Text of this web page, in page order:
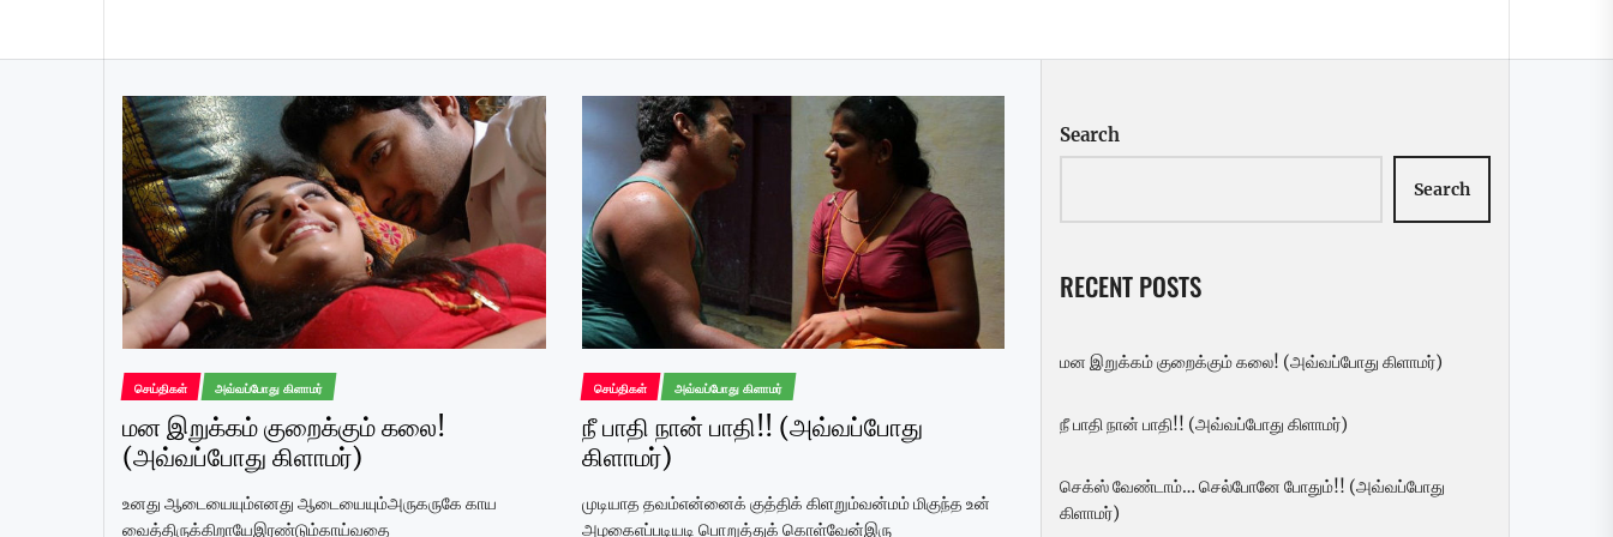
6
மூளைக்கு புத்துணர்ச்சி தரும் துளசி!!
22 SEPTEMBER 2023
செய்திகள் அவ்வப்போது கிளாமர்
மன இறுக்கம் குறைக்கும் கலை!
(அவ்வப்போது கிளாமர்)
உனது ஆடையையும்எனது ஆடையையும்அருகருகே காய
வைத்திருக்கிறாயேஇரண்டும்காய்வதை
செய்திகள் அவ்வப்போது கிளாமர்
நீ பாதி நான் பாதி!! (அவ்வப்போது
கிளாமர்)
முடியாத தவம்என்னைக் குத்திக் கிளறும்வன்மம் மிகுந்த உன்
அழகைஎப்படியடி பொறுத்துக் கொள்வேன்இரு
Search
Search
RECENT POSTS
மன இறுக்கம் குறைக்கும் கலை! (அவ்வப்போது கிளாமர்)
நீ பாதி நான் பாதி!! (அவ்வப்போது கிளாமர்)
செக்ஸ் வேண்டாம்… செல்போனே போதும்!! (அவ்வப்போது
கிளாமர்)